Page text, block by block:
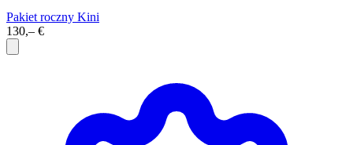
Pakiet roczny Kini
130,– €